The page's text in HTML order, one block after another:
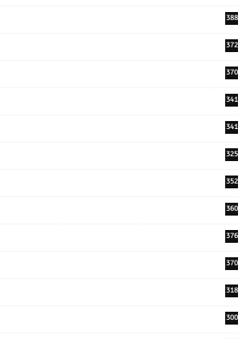
388
372
370
341
341
325
352
360
376
370
318
300